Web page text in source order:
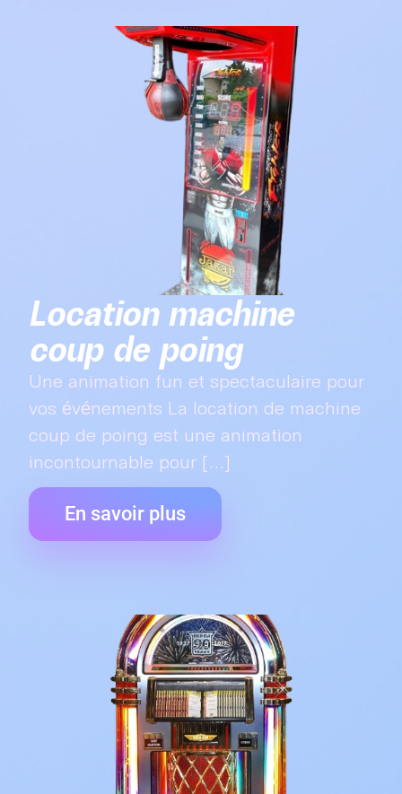
Location machine
coup de poing
Une animation fun et spectaculaire pour
vos événements La location de machine
coup de poing est une animation
incontournable pour [...]
En savoir plus